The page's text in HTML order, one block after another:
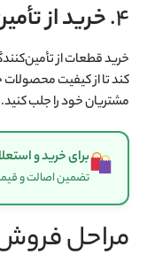
4. خرید از
خرید قطعات از
کند تا از کیفیت
مشتریان خود را جلب کنید.
برای خرید و
تضمین اصالت و
مراحل فروش